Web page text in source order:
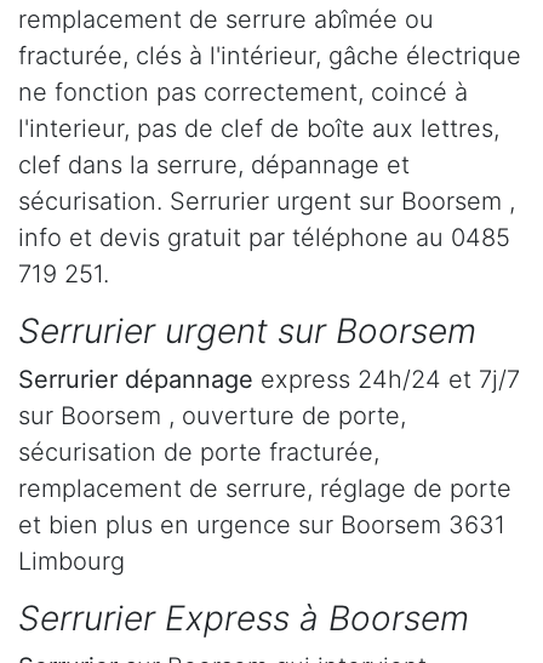
remplacement de serrure abîmée ou
fracturée, clés à l'intérieur, gâche électrique
ne fonction pas correctement, coincé à
l'interieur, pas de clef de boîte aux lettres,
clef dans la serrure, dépannage et
sécurisation. Serrurier urgent sur Boorsem ,
info et devis gratuit par téléphone au 0485
719 251.
Serrurier urgent sur Boorsem
Serrurier dépannage express 24h/24 et 7j/7
sur Boorsem , ouverture de porte,
sécurisation de porte fracturée,
remplacement de serrure, réglage de porte
et bien plus en urgence sur Boorsem 3631
Limbourg
Serrurier Express à Boorsem